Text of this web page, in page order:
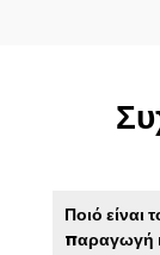
Ποιό είναι
παραγωγή